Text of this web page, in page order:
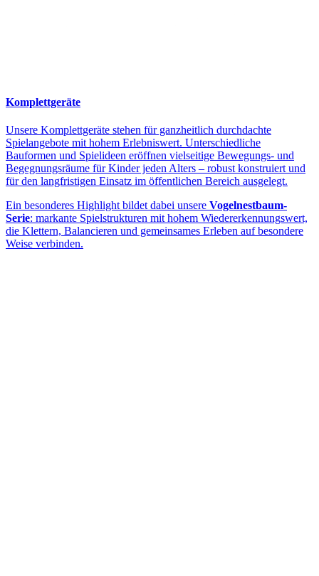
Komplettgeräte
Unsere Komplettgeräte stehen für ganzheitlich durchdachte
Spielangebote mit hohem Erlebniswert. Unterschiedliche
Bauformen und Spielideen eröffnen vielseitige Bewegungs- und
Begegnungsräume für Kinder jeden Alters – robust konstruiert und
für den langfristigen Einsatz im öffentlichen Bereich ausgelegt.
Ein besonderes Highlight bildet dabei unsere Vogelnestbaum-
Serie: markante Spielstrukturen mit hohem Wiedererkennungswert,
die Klettern, Balancieren und gemeinsames Erleben auf besondere
Weise verbinden.